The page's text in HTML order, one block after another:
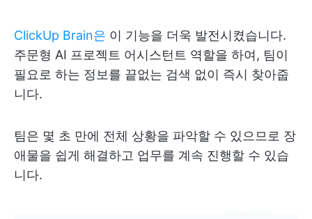
ClickUp Brain은 이 기능을 더욱 발전시켰습니다.
주문형 AI 프로젝트 어시스턴트 역할을 하여, 팀이
필요로 하는 정보를 끝없는 검색 없이 즉시 찾아줍
니다.
팀은 몇 초 만에 전체 상황을 파악할 수 있으므로 장
애물을 쉽게 해결하고 업무를 계속 진행할 수 있습
니다.